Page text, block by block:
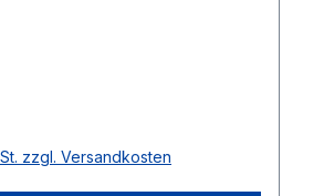
beachtet, da sie in
wächst und eigentlich
zur Verfügung steht. Die
zzgl. Versandkosten